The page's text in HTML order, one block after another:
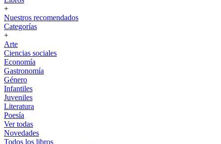
+
Nuestros recomendados
Categorías
+
Arte
Ciencias sociales
Economía
Gastronomía
Género
Infantiles
Juveniles
Literatura
Poesía
Ver todas
Novedades
Todos los libros